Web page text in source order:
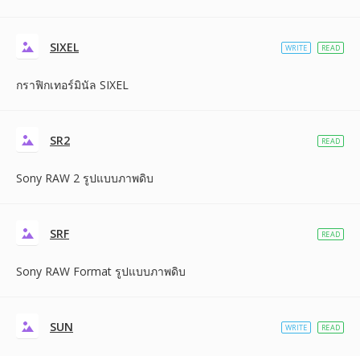
SIXEL
กราฟิกเทอร์มินัล SIXEL
WRITE READ
SR2
Sony RAW 2 รูปแบบภาพดิบ
READ
SRF
Sony RAW Format รูปแบบภาพดิบ
READ
SUN WRITE READ